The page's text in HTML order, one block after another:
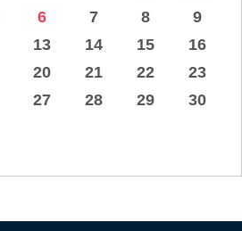
6 7 8
9
13 14 15
16
20 21 22
23
27 28 29
30